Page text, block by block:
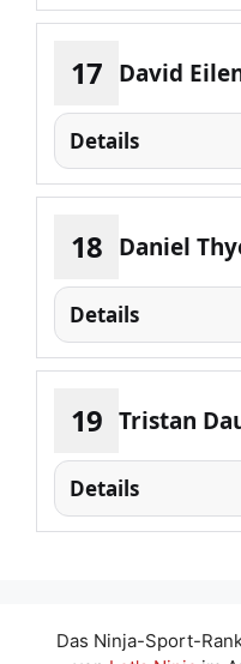
17 David
Details
18 Daniel
Details
19 Tristan
Details
Das Ninja-Sport-